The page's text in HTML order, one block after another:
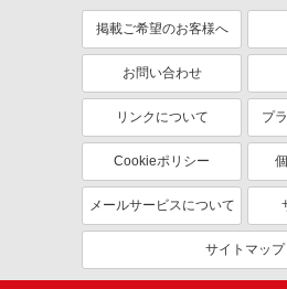
掲載ご希望のお客様へ
お問い合わせ
リンクについて プ
Cookieポリシー
メールサービスについて
サイトマップ